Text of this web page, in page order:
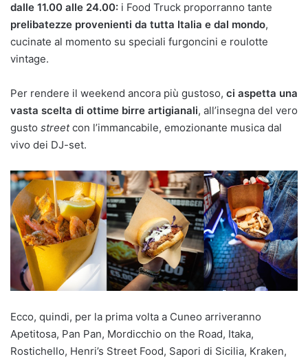
dalle 11.00 alle 24.00: i Food Truck proporranno tante
prelibatezze provenienti da tutta Italia e dal mondo,
cucinate al momento su speciali furgoncini e roulotte
vintage.
Per rendere il weekend ancora più gustoso, ci aspetta una
vasta scelta di ottime birre artigianali, all’insegna del vero
gusto streetcon l’immancabile, emozionante musica dal
vivo dei DJ-set.
Ecco, quindi, per la prima volta a Cuneo arriveranno
Apetitosa, Pan Pan, Mordicchio on the Road, Itaka,
Rostichello, Henri’s Street Food, Sapori di Sicilia, Kraken,